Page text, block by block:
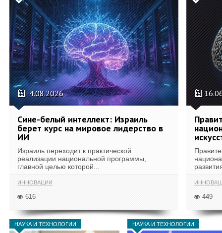
4.08.2026
Сине-белый интеллект: Израиль
берет курс на мировое лидерство в
ИИ
Израиль переходит к практической
реализации национальной программы,
главной целью которой...
ИННОВАЦИИ
616 449
НАУКА И ТЕХНОЛОГИИ НАУКА И ТЕХНОЛОГИИ